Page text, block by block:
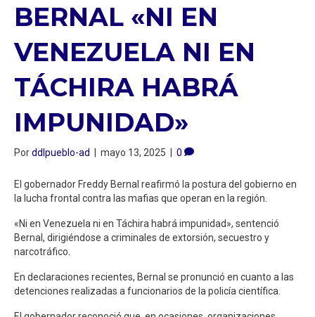
BERNAL «NI EN
VENEZUELA NI EN
TÁCHIRA HABRÁ
IMPUNIDAD»
Porddlpueblo-ad | mayo 13, 2025 | 0
El gobernador Freddy Bernal reafirmó la postura del gobierno en
la lucha frontal contra las mafias que operan en la región.
«Ni en Venezuela ni en Táchira habrá impunidad», sentenció
Bernal, dirigiéndose a criminales de extorsión, secuestro y
narcotráfico.
En declaraciones recientes, Bernal se pronunció en cuanto a las
detenciones realizadas a funcionarios de la policía científica.